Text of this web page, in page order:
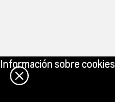
Información sobre cookies